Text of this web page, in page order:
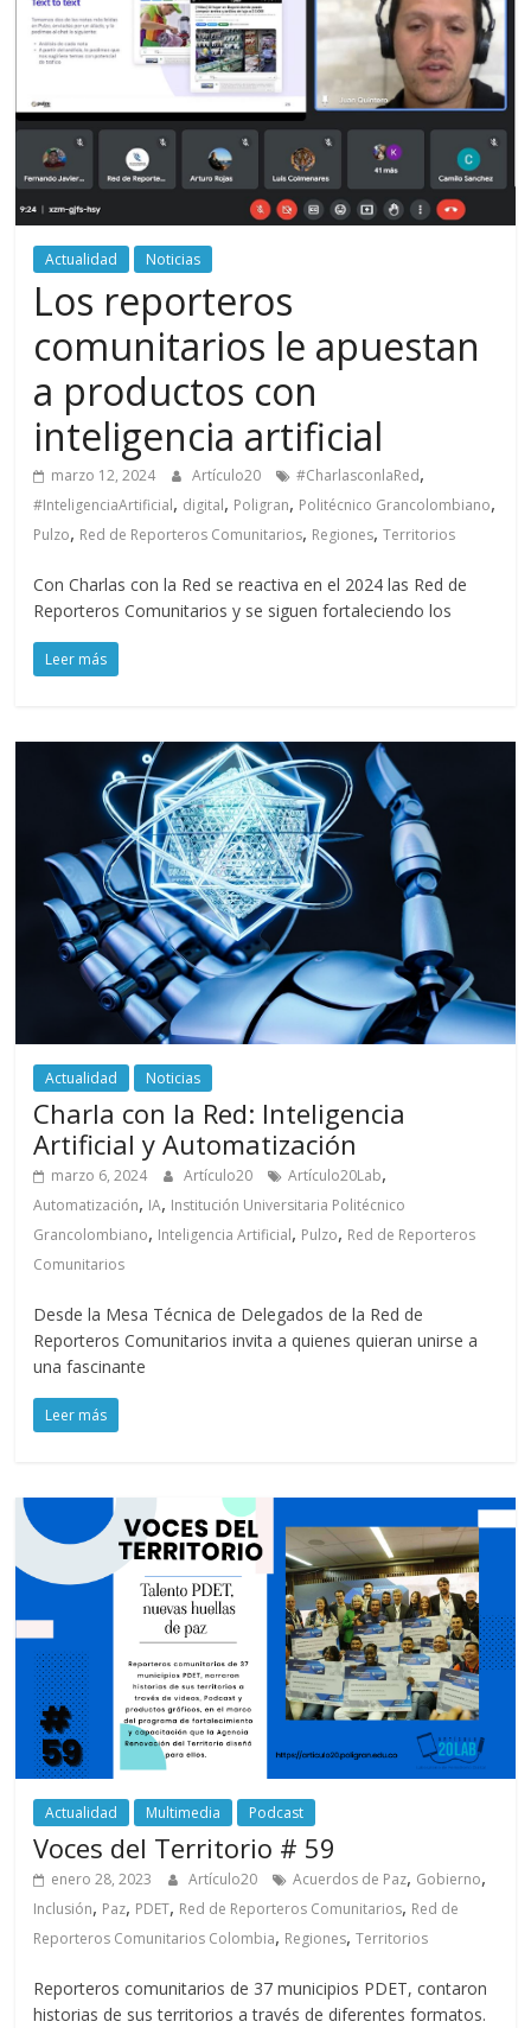
periodismo
digital
Politécnico
Grancolombiano
Actualidad Noticias
Los reporteros
comunitarios le apuestan
a productos con
inteligencia artificial
marzo 12, 2024 Artículo20 #CharlasconlaRed,
#InteligenciaArtificial, digital, Poligran, Politécnico Grancolombiano,
Pulzo, Red de Reporteros Comunitarios, Regiones,Territorios
Con Charlas con la Red se reactiva en el 2024 las Red de
Reporteros Comunitarios y se siguen fortaleciendo los
Leer más
Actualidad Noticias
Charla con la Red: Inteligencia
Artificial y Automatización
marzo 6, 2024 Artículo20 Artículo20Lab,
Automatización, IA, Institución Universitaria Politécnico
Grancolombiano, Inteligencia Artificial, Pulzo, Red de Reporteros
Comunitarios
Desde la Mesa Técnica de Delegados de la Red de
Reporteros Comunitarios invita a quienes quieran unirse a
una fascinante
Leer más
Actualidad Multimedia Podcast
Voces del Territorio # 59
enero 28, 2023 Artículo20 Acuerdos de Paz, Gobierno,
Inclusión, Paz, PDET, Red de Reporteros Comunitarios, Red de
Reporteros Comunitarios Colombia, Regiones,Territorios
Reporteros comunitarios de 37 municipios PDET, contaron
historias de sus territorios a través de diferentes formatos.